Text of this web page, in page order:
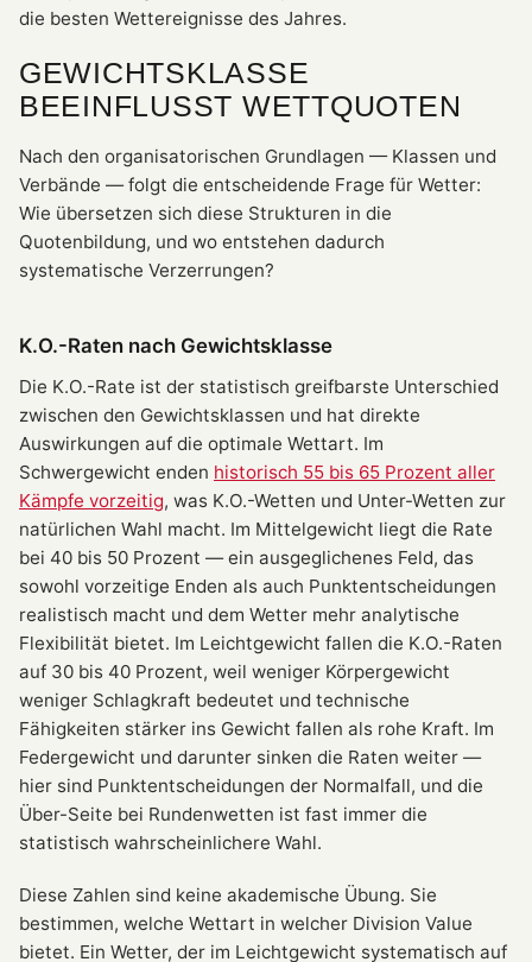
die besten Wettereignisse des Jahres.
GEWICHTSKLASSE
BEEINFLUSST WETTQUOTEN
Nach den organisatorischen Grundlagen — Klassen und
Verbände — folgt die entscheidende Frage für Wetter:
Wie übersetzen sich diese Strukturen in die
Quotenbildung, und wo entstehen dadurch
systematische Verzerrungen?
K.O.-Raten nach Gewichtsklasse
Die K.O.-Rate ist der statistisch greifbarste Unterschied
zwischen den Gewichtsklassen und hat direkte
Auswirkungen auf die optimale Wettart. Im
Schwergewicht enden historisch 55 bis 65 Prozent aller
Kämpfe vorzeitig, was K.O.-Wetten und Unter-Wetten zur
natürlichen Wahl macht. Im Mittelgewicht liegt die Rate
bei 40 bis 50 Prozent — ein ausgeglichenes Feld, das
sowohl vorzeitige Enden als auch Punktentscheidungen
realistisch macht und dem Wetter mehr analytische
Flexibilität bietet. Im Leichtgewicht fallen die K.O.-Raten
auf 30 bis 40 Prozent, weil weniger Körpergewicht
weniger Schlagkraft bedeutet und technische
Fähigkeiten stärker ins Gewicht fallen als rohe Kraft. Im
Federgewicht und darunter sinken die Raten weiter —
hier sind Punktentscheidungen der Normalfall, und die
Über-Seite bei Rundenwetten ist fast immer die
statistisch wahrscheinlichere Wahl.
Diese Zahlen sind keine akademische Übung. Sie
bestimmen, welche Wettart in welcher Division Value
bietet. Ein Wetter, der im Leichtgewicht systematisch auf